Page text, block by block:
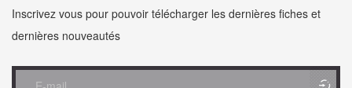
Inscrivez vous pour pouvoir télécharger les dernières fiches et
dernières nouveautés